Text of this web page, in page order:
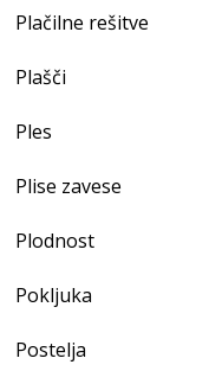
Plačilne rešitve
Plašči
Ples
Plise zavese
Plodnost
Pokljuka
Postelja